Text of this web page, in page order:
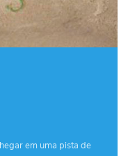
em uma pista de